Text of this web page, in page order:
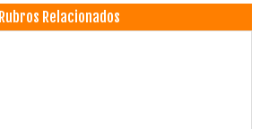
Rubros Relacionados